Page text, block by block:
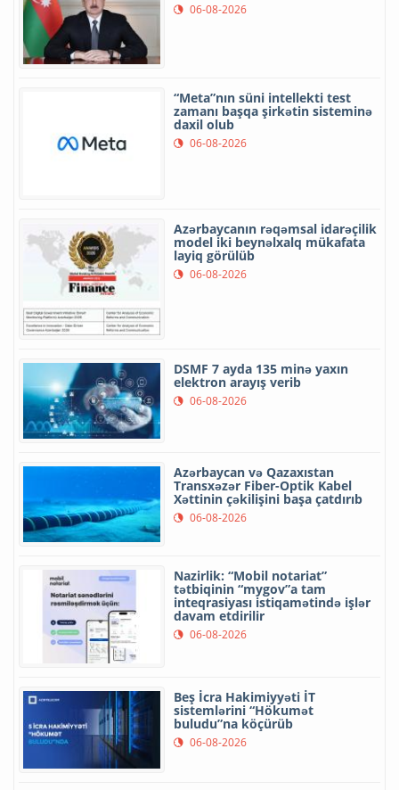
06-08-2026
“Meta”nın süni intellekti test
zamanı başqa şirkətin sisteminə
daxil olub
06-08-2026
Azərbaycanın rəqəmsal idarəçilik
model iki beynəlxalq mükafata
layiq görülüb
06-08-2026
DSMF 7 ayda 135 minə yaxın
elektron arayış verib
06-08-2026
Azərbaycan və Qazaxıstan
Transxəzər Fiber-Optik Kabel
Xəttinin çəkilişini başa çatdırıb
06-08-2026
Nazirlik: “Mobil notariat”
tətbiqinin “mygov”a tam
inteqrasiyası istiqamətində işlər
davam etdirilir
06-08-2026
Beş İcra Hakimiyyəti İT
sistemlərini “Hökumət
buludu”na köçürüb
06-08-2026